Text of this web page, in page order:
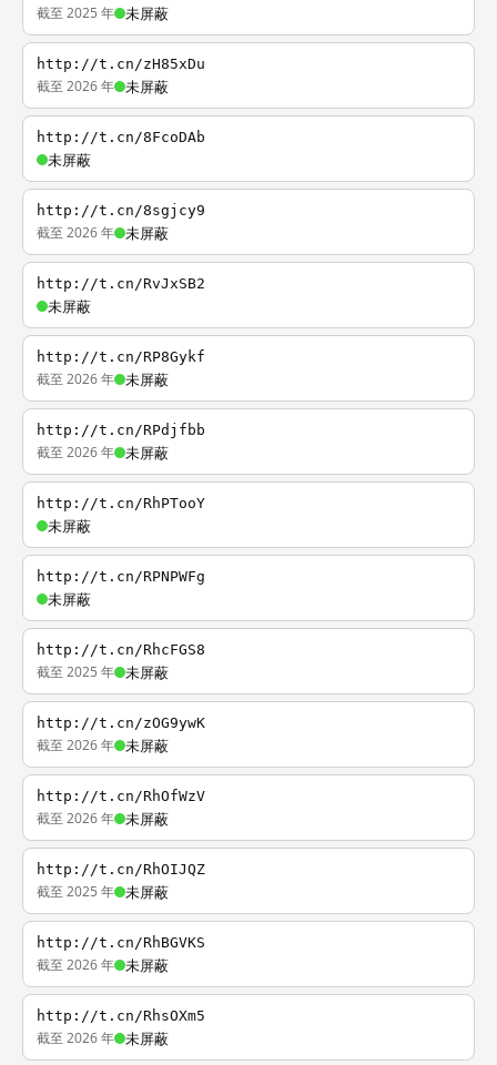
截至 2025 年 未屏蔽
http://t.cn/zH85xDu
截至 2026 年 未屏蔽
http://t.cn/8FcoDAb
未屏蔽
http://t.cn/8sgjcy9
截至 2026 年 未屏蔽
http://t.cn/RvJxSB2
未屏蔽
http://t.cn/RP8Gykf
截至 2026 年 未屏蔽
http://t.cn/RPdjfbb
截至 2026 年 未屏蔽
http://t.cn/RhPTooY
未屏蔽
http://t.cn/RPNPWFg
未屏蔽
http://t.cn/RhcFGS8
截至 2025 年 未屏蔽
http://t.cn/zOG9ywK
截至 2026 年 未屏蔽
http://t.cn/RhOfWzV
截至 2026 年 未屏蔽
http://t.cn/RhOIJQZ
截至 2025 年 未屏蔽
http://t.cn/RhBGVKS
截至 2026 年 未屏蔽
http://t.cn/RhsOXm5
截至 2026 年 未屏蔽